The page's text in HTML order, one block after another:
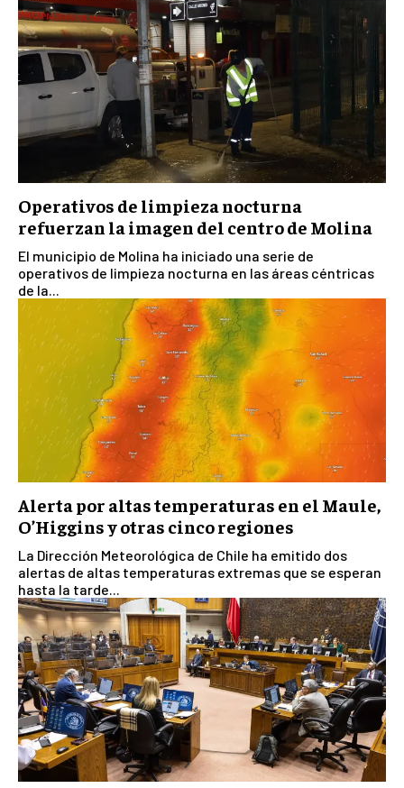
Operativos de limpieza nocturna
refuerzan la imagen del centro de Molina
El municipio de Molina ha iniciado una serie de
operativos de limpieza nocturna en las áreas céntricas
de la...
Alerta por altas temperaturas en el Maule,
O’Higgins y otras cinco regiones
La Dirección Meteorológica de Chile ha emitido dos
alertas de altas temperaturas extremas que se esperan
hasta la tarde...